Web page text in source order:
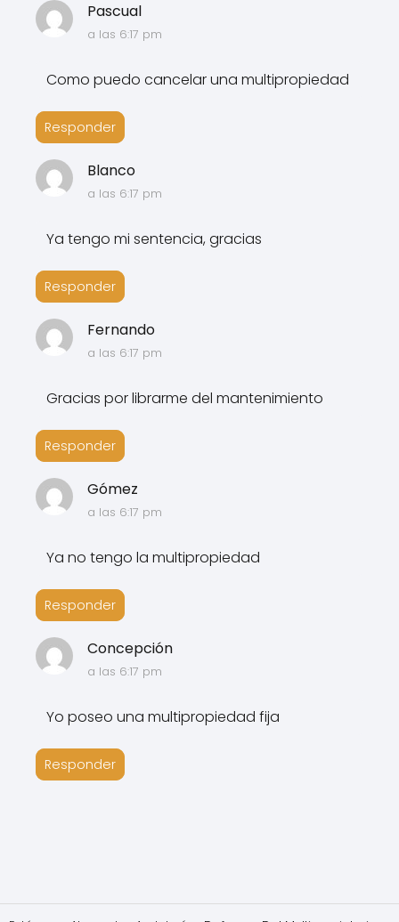
Pascual
a las 6:17 pm
Como puedo cancelar una multipropiedad
Responder
Blanco
a las 6:17 pm
Ya tengo mi sentencia, gracias
Responder
Fernando
a las 6:17 pm
Gracias por librarme del mantenimiento
Responder
Gómez
a las 6:17 pm
Ya no tengo la multipropiedad
Responder
Concepción
a las 6:17 pm
Yo poseo una multipropiedad fija
Responder